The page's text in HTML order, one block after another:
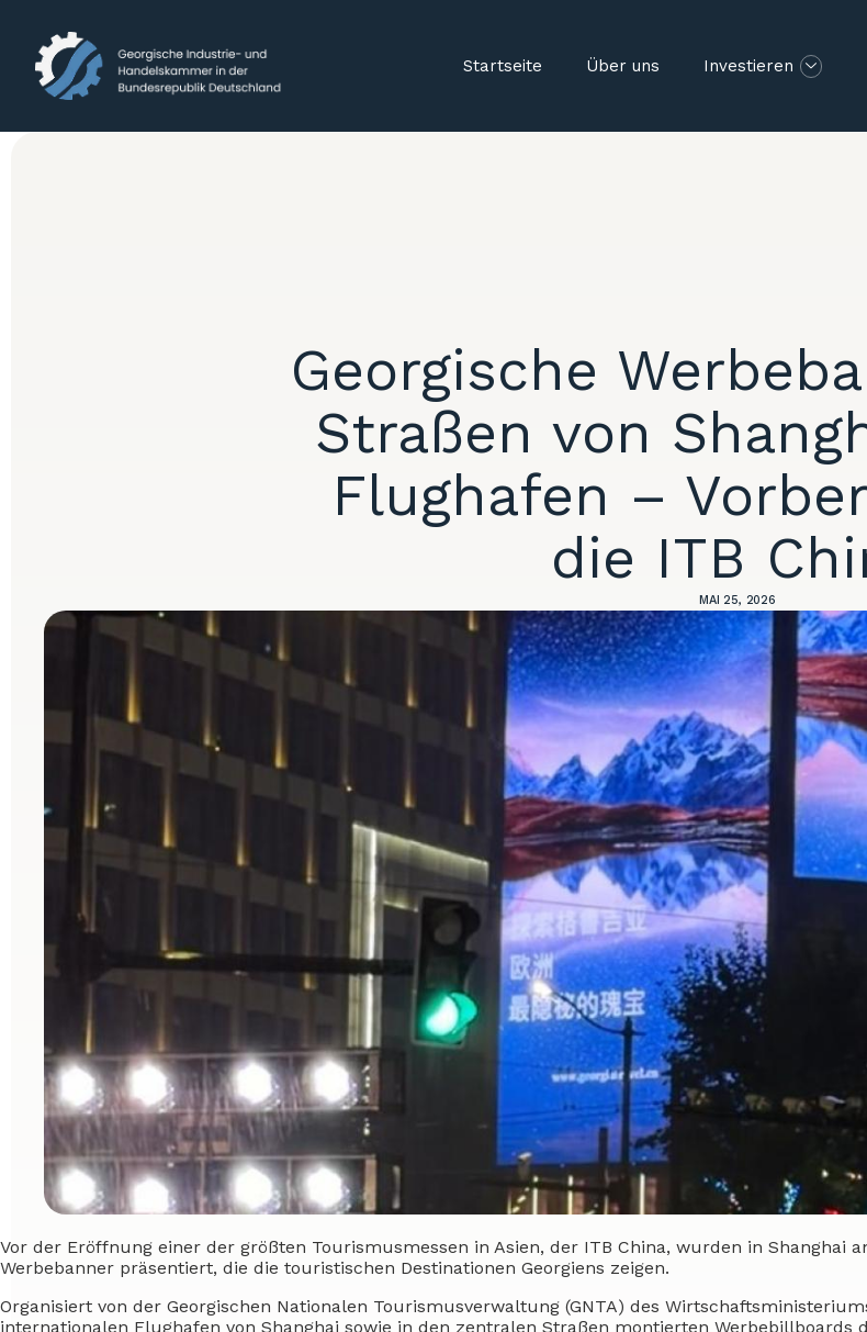
Startseite Über uns Investieren
Georgische
Straßen von
Flughafen –
die ITB
MAI 25, 2026
Vor der Eröffnung einer der größten Tourismusmessen in Asien, der ITB China, wurden in Shanghai
Werbebanner präsentiert, die die touristischen Destinationen Georgiens zeigen.
Organisiert von der Georgischen Nationalen Tourismusverwaltung (GNTA) des
internationalen Flughafen von Shanghai sowie in den zentralen Straßen montierten Werbebillboards